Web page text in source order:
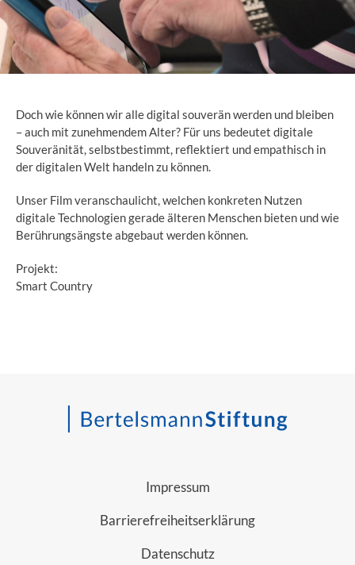
Doch wie können wir alle digital souverän werden und bleiben
– auch mit zunehmendem Alter? Für uns bedeutet digitale
Souveränität, selbstbestimmt, reflektiert und empathisch in
der digitalen Welt handeln zu können.
Unser Film veranschaulicht, welchen konkreten Nutzen
digitale Technologien gerade älteren Menschen bieten und wie
Berührungsängste abgebaut werden können.
Projekt:
Smart Country
Impressum
Barrierefreiheitserklärung
Datenschutz